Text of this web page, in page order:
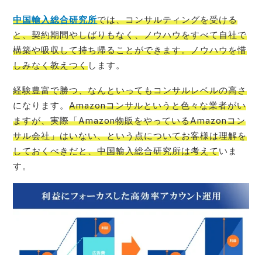
中国輸入総合研究所では、コンサルティングを受ける
と、契約期間やしばりもなく、ノウハウをすべて自社で
構築や吸収して持ち帰ることができます。ノウハウを惜
しみなく教えつくします。
経験豊富で勝つ、なんといってもコンサルレベルの高さ
になります。Amazonコンサルというと色々な業者がい
ますが、実際「Amazon物販をやっているAmazonコン
サル会社」はいない、という点についてお客様は理解を
しておくべきだと、中国輸入総合研究所は考えていま
す。